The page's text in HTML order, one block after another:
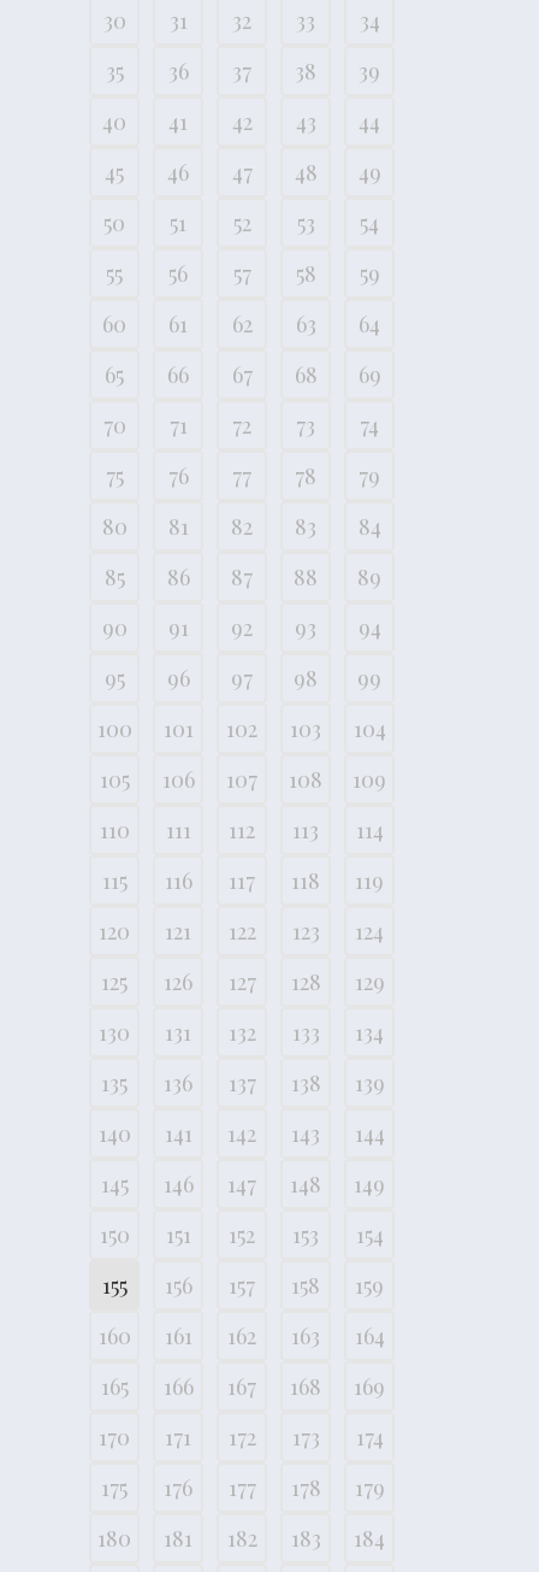
30
31 32 33
34
35
36 37 38
39
40
41 42 43
44
45
46 47 48
49
50
51 52 53
54
55
56 57 58
59
60
61 62 63
64
65
66 67 68
69
70
71 72 73
74
75
76 77 78
79
80
81 82 83
84
85
86 87 88
89
90
91 92 93
94
95
96 97 98
99
100
101 102 103
104
105
106 107 108
109
110
111 112 113
114
115
116 117 118
119
120
121 122 123
124
125
126 127 128
129
130
131 132 133
134
135
136 137 138
139
140
141 142 143
144
145
146 147 148
149
150
151 152 153
154
155
156 157 158
159
160
161 162 163
164
165
166 167 168
169
170
171 172 173
174
175
176 177 178
179
180
181 182 183
184